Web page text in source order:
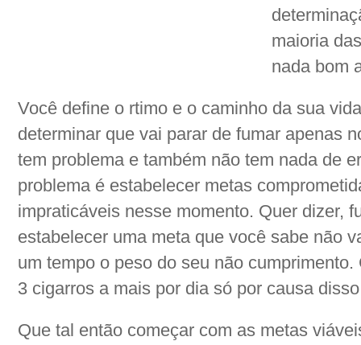
maioria
nada bom
Você define o rtimo e o caminho da sua
determinar que vai parar de fumar apenas
tem problema e também não tem nada de
problema é estabelecer metas
impraticáveis nesse momento. Quer dizer,
estabelecer uma meta que você sabe não
um tempo o peso do seu não
3 cigarros a mais por dia só por causa
Que tal então começar com as metas